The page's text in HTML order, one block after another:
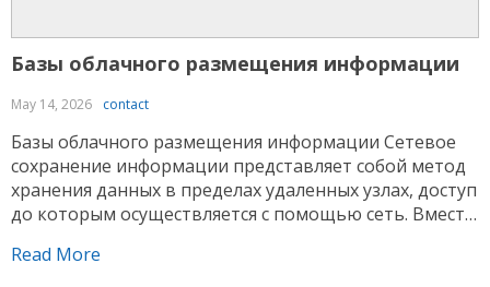
Базы облачного размещения информации
May 14, 2026 contact
Базы облачного размещения информации Сетевое
сохранение информации представляет собой метод
хранения данных в пределах удаленных узлах, доступ
до которым осуществляется с помощью сеть. Вместо
данные сохраняются внутри сетевой среде,
Read More